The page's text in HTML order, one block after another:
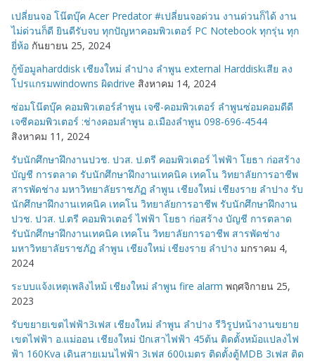
เปลี่ยนจอ โน๊ตบุ๊ค Acer Predator #เปลี่ยนจอด่วน งานด่วนก็ได้ งาน
ไม่ด่วนก็ดี ยินดีรับจบ ทุกปัญหาคอมพิวเตอร์ PC Notebook ทุกรุ่น ทุก
ยี่ห้อ กันยายน 25, 2024
กู้ข้อมูลharddisk เชียงใหม่ ลำปาง ลำพูน external Harddiskเสีย ลง
โปรแกรมwindowns ผิดdrive สิงหาคม 14, 2024
ซ่อมโน๊ตบุ๊ค คอมพิวเตอร์ลำพูน เจซี-คอมพิวเตอร์ ลำพูนซ่อมคอมดีดี
เจซีคอมพิวเตอร์ :ช่างคอมลำพูน อ.เมืองลำพูน 098-696-4544
สิงหาคม 11, 2024
รับนักศึกษาฝึกงานปวช. ปวส. ป.ตรี คอมพิวเตอร์ ไฟฟ้า โยธา ก่อสร้าง
บัญชี การตลาด รับนักศึกษาฝึกงานเทคนิค เทคโน วิทยาลัยการอาชีพ
สารพัดช่าง มหาวิทยาลัยราชภัฏ ลำพูน เชียงใหม่ เชียงราย ลำปาง รับ
นักศึกษาฝึกงานเทคนิค เทคโน วิทยาลัยการอาชีพ รับนักศึกษาฝึกงาน
ปวช. ปวส. ป.ตรี คอมพิวเตอร์ ไฟฟ้า โยธา ก่อสร้าง บัญชี การตลาด
รับนักศึกษาฝึกงานเทคนิค เทคโน วิทยาลัยการอาชีพ สารพัดช่าง
มหาวิทยาลัยราชภัฏ ลำพูน เชียงใหม่ เชียงราย ลำปาง มกราคม 4,
2024
ระบบแจ้งเหตุเพลิงไหม้ เชียงใหม่ ลำพูน fire alarm พฤศจิกายน 25,
2023
รับขยายเขตไฟฟ้า3เฟส เชียงใหม่ ลำพูน ลำปาง รีวิรูปหน้างานขยาย
เขตไฟฟ้า อ.แม่ออน เชียงใหม่ ปักเสาไฟฟ้า 45ต้น ติดตั้งหม้อแปลงไฟ
ฟ้า 160Kva เดินสายเมนไฟฟ้า 3เฟส 600เมตร ติดตั้งตู้MDB 3เฟส ติด